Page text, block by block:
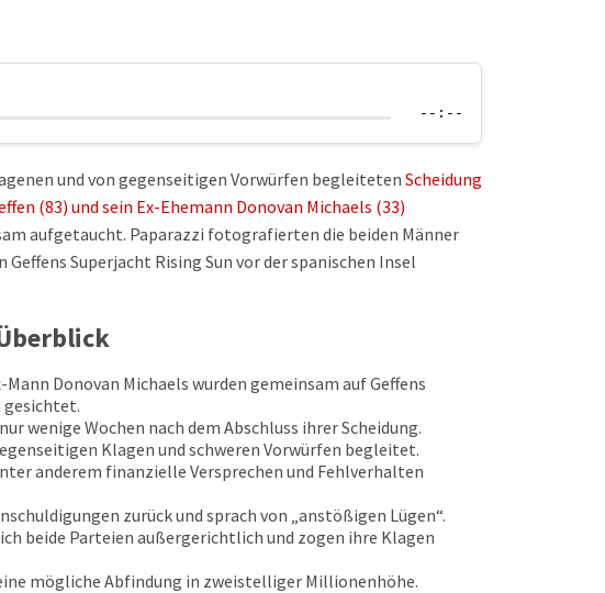
--:--
und von gegenseitigen Vorwürfen begleiteten Scheidung
(83) und sein Ex-Ehemann Donovan Michaels (33)
aufgetaucht. Paparazzi fotografierten die beiden Männer
Geffens Superjacht Rising Sun vor der spanischen Insel
Mann Donovan Michaels wurden gemeinsam auf Geffens
gesichtet.
wenige Wochen nach dem Abschluss ihrer Scheidung.
Klagen und schweren Vorwürfen begleitet.
anderem finanzielle Versprechen und Fehlverhalten
zurück und sprach von „anstößigen Lügen“.
beide Parteien außergerichtlich und zogen ihre Klagen
mögliche Abfindung in zweistelliger Millionenhöhe.